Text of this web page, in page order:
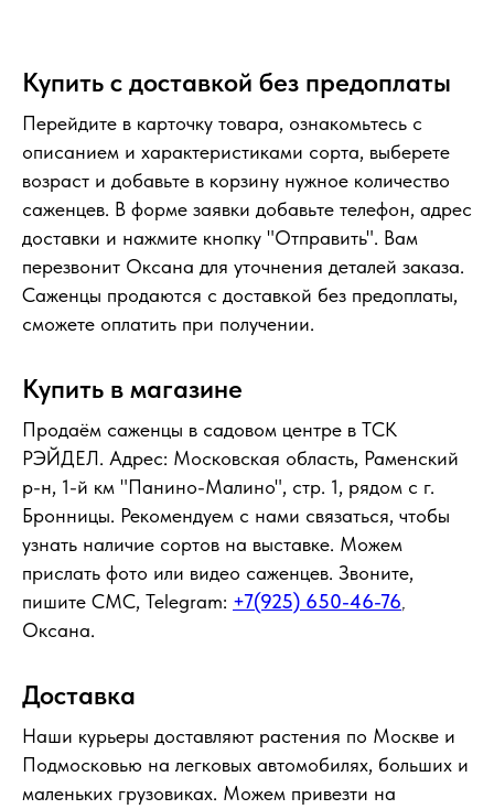
Купить с доставкой без предоплаты
Перейдите в карточку товара, ознакомьтесь с
описанием и характеристиками сорта, выберете
возраст и добавьте в корзину нужное количество
саженцев. В форме заявки добавьте телефон, адрес
доставки и нажмите кнопку "Отправить". Вам
перезвонит Оксана для уточнения деталей заказа.
Саженцы продаются с доставкой без предоплаты,
сможете оплатить при получении.
Купить в магазине
Продаём саженцы в садовом центре в ТСК
РЭЙДЕЛ. Адрес: Московская область, Раменский
р-н, 1-й км "Панино-Малино", стр. 1, рядом с г.
Бронницы. Рекомендуем с нами связаться, чтобы
узнать наличие сортов на выставке. Можем
прислать фото или видео саженцев. Звоните,
пишите СМС, Telegram: +7(925) 650-46-76,
Оксана.
Доставка
Наши курьеры доставляют растения по Москве и
Подмосковью на легковых автомобилях, больших и
маленьких грузовиках. Можем привезти на